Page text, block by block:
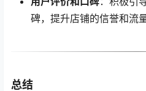
碑，提升店铺的信誉和流量
总结